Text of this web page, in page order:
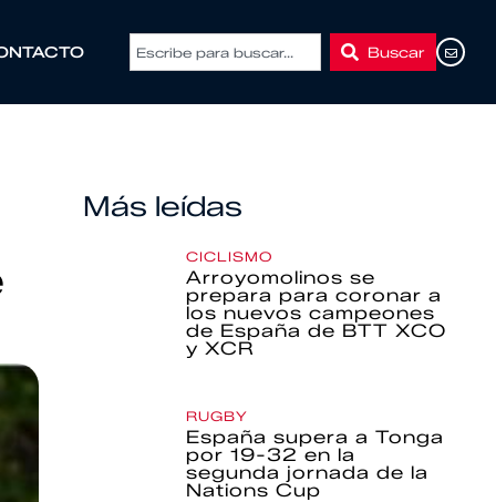
Buscar
Más leídas
CICLISMO
Arroyomolinos se
prepara para coronar a
los nuevos campeones
de España de BTT XCO
y XCR
RUGBY
España supera a Tonga
por 19-32 en la
segunda jornada de la
Nations Cup